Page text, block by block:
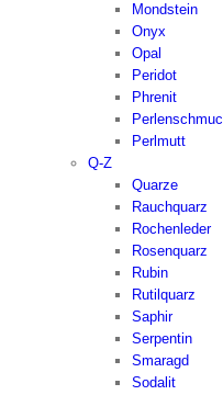
Mondstein
Onyx
Opal
Peridot
Phrenit
Perlmutt
Q-Z
Quarze
Rauchquarz
Rochenleder
Rosenquarz
Rubin
Rutilquarz
Saphir
Serpentin
Smaragd
Sodalit